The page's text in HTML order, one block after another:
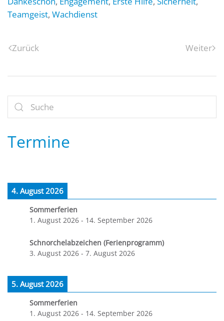
Teamgeist, Wachdienst
Zurück Weiter
Termine
4. August 2026
Sommerferien
1. August 2026 - 14. September 2026
Schnorchelabzeichen (Ferienprogramm)
3. August 2026 - 7. August 2026
5. August 2026
Sommerferien
1. August 2026 - 14. September 2026